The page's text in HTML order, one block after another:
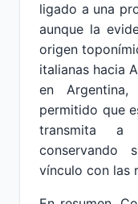
ligado a una
aunque la
origen
italianas hacia
en
permitido que
transmita a
vínculo con las